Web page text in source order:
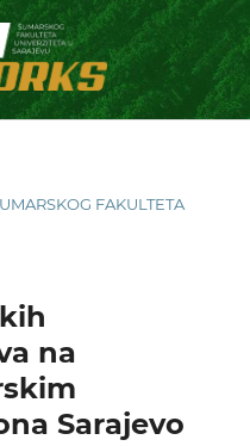
FAKULTETA
na
Sarajevo